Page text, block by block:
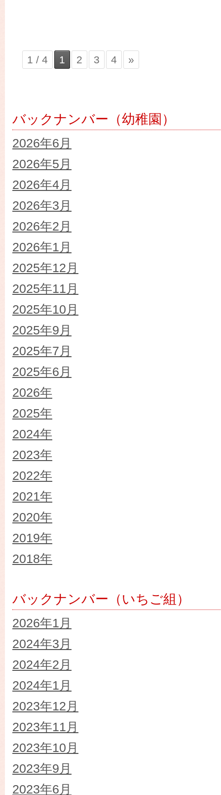
1 / 4 1 2 3 4 »
バックナンバー（幼稚園）
2026年6月
2026年5月
2026年4月
2026年3月
2026年2月
2026年1月
2025年12月
2025年11月
2025年10月
2025年9月
2025年7月
2025年6月
2026年
2025年
2024年
2023年
2022年
2021年
2020年
2019年
2018年
バックナンバー（いちご組）
2026年1月
2024年3月
2024年2月
2024年1月
2023年12月
2023年11月
2023年10月
2023年9月
2023年6月